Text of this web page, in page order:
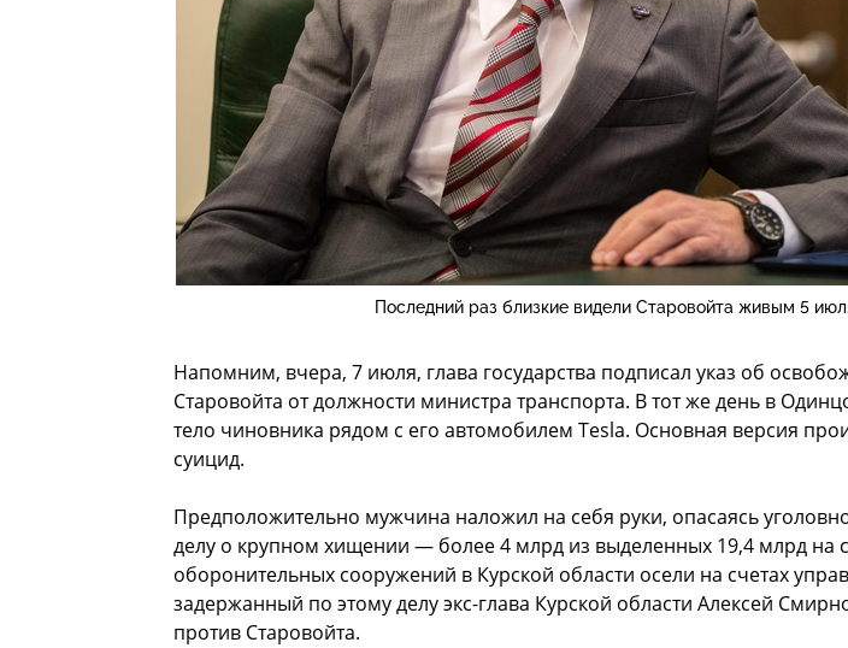
Последний раз близкие видели Старовойта живым 5
Напомним, вчера, 7 июля, глава государства подписал указ об
Старовойта от должности министра транспорта. В тот же день в
тело чиновника рядом с его автомобилем Teslа. Основная версия
суицид.
Предположительно мужчина наложил на себя руки, опасаясь
делу о крупном хищении — более 4 млрд из выделенных 19,4 млрд на
оборонительных сооружений в Курской области осели на счетах
задержанный по этому делу экс-глава Курской области Алексей
против Старовойта.